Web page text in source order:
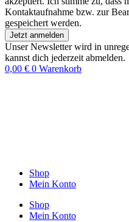
Kontaktaufnahme bzw. zur
gespeichert werden.
Jetzt anmelden
Unser Newsletter wird in
kannst dich jederzeit abmelden.
0,00 € 0 Warenkorb
Shop
Mein Konto
Shop
Mein Konto